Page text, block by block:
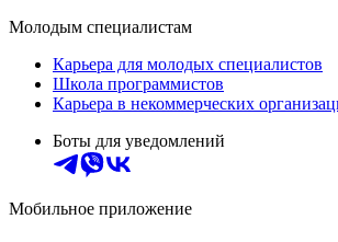
Молодым специалистам
Карьера для молодых специалистов
Школа программистов
Карьера в некоммерческих
Боты для уведомлений
Мобильное приложение